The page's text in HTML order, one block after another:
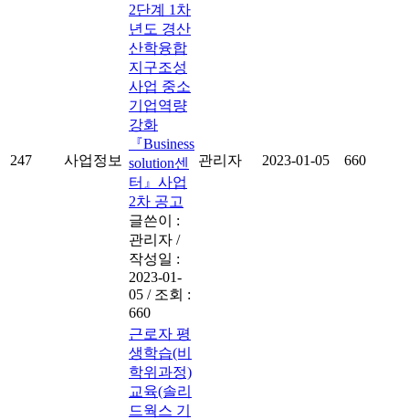
247 사업정보
2단계 1차
년도 경산
산학융합
지구조성
사업 중소
기업역량
강화
『Business
solution센
터』사업
2차 공고
글쓴이 :
관리자 /
작성일 :
2023-01-
05 / 조회 :
660
관리자 2023-01-05 660
근로자 평
생학습(비
학위과정)
교육(솔리
드웍스 기